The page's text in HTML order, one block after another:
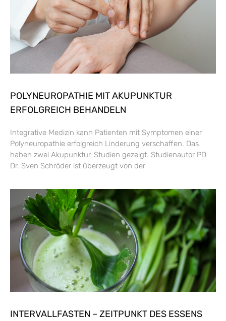
POLYNEUROPATHIE MIT AKUPUNKTUR
ERFOLGREICH BEHANDELN
Integrative Medizin kann Patienten mit Symptomen einer
Polyneuropathie erfolgreich Linderung verschaffen. Das
haben zwei Akupunktur-Studien gezeigt. Studienautor PD
Dr. Sven Schröder ist überzeugt von der
INTERVALLFASTEN – ZEITPUNKT DES ESSENS